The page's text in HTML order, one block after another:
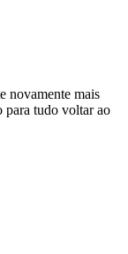
novamente mais
para tudo voltar ao